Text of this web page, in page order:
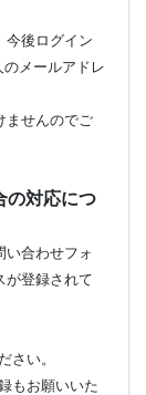
今後ログイン
メールアドレ
ませんのでご
の対応につ
い合わせフォ
が登録されて
さい。
もお願いいた